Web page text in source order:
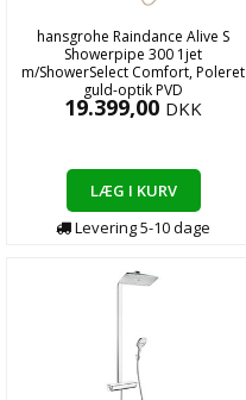
hansgrohe Raindance Alive S
Showerpipe 300 1jet
m/ShowerSelect Comfort, Poleret
guld-optik PVD
19.399,00 DKK
LÆG I KURV
Levering5-10dage